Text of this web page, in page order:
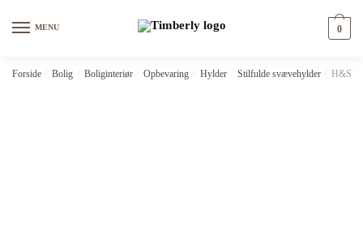
MENU 0
Forside Bolig Boliginteriør Opbevaring Hylder Stilfulde svævehylder H&S